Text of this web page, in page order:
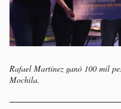
Rafael Martínez ganó 100 mil
Mochila.